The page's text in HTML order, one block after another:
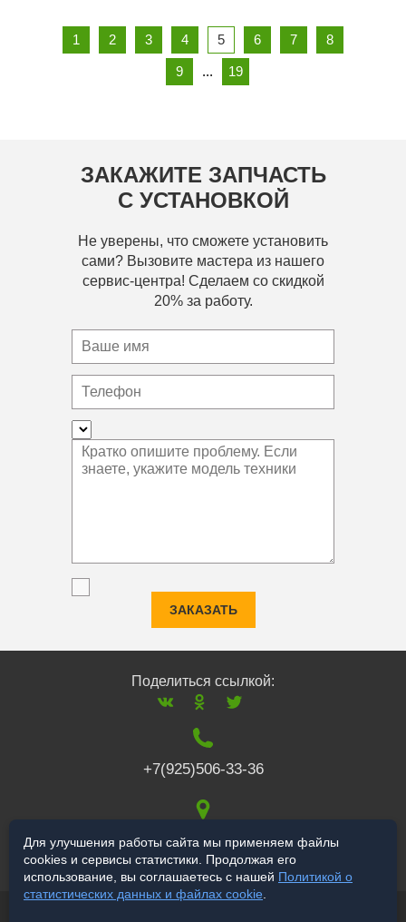
1 2 3 4 5 6 7 8
9 ... 19
ЗАКАЖИТЕ ЗАПЧАСТЬ
С УСТАНОВКОЙ
Не уверены, что сможете установить
сами? Вызовите мастера из нашего
сервис-центра! Сделаем со скидкой
20% за работу.
ЗАКАЗАТЬ
Поделиться ссылкой:
+7(925)506-33-36
117519,г. Москва,
Варшавское ш., 132
Для улучшения работы сайта мы применяем файлы
cookies и сервисы статистики. Продолжая его
использование, вы соглашаетесь с нашей Политикой о
статистических данных и файлах cookie